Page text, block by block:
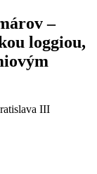
–
loggiou,
III